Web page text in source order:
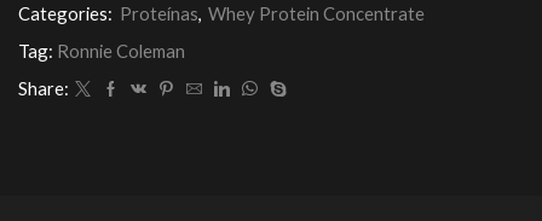
4Lbs
cantidad
Categories: Proteínas, Whey Protein Concentrate
Tag: Ronnie Coleman
Share: